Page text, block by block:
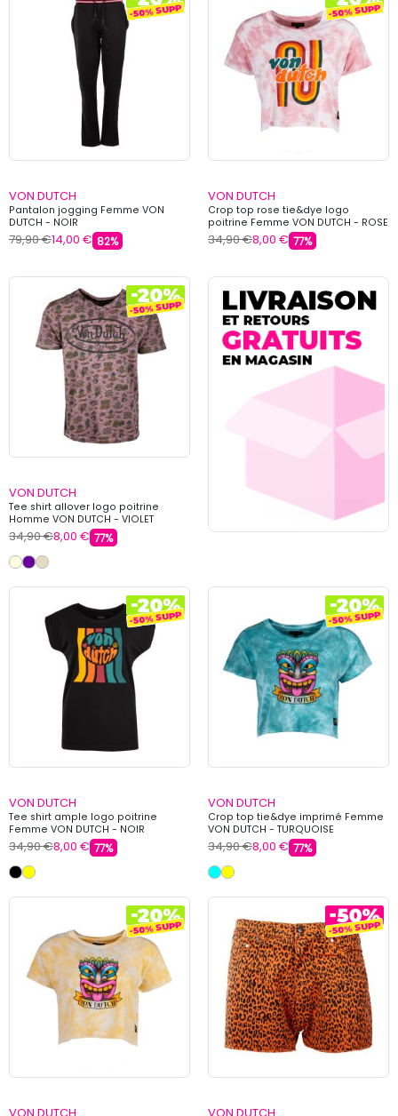
VON DUTCH
Pantalon jogging Femme VON
DUTCH - NOIR
79,90 €14,00 € 82%
VON DUTCH
Crop top rose tie&dye logo
poitrine Femme VON DUTCH - ROSE
34,90 €8,00 € 77%
VON DUTCH
Tee shirt allover logo poitrine
Homme VON DUTCH - VIOLET
34,90 €8,00 € 77%
VON DUTCH
Tee shirt ample logo poitrine
Femme VON DUTCH - NOIR
34,90 €8,00 € 77%
VON DUTCH
Crop top tie&dye imprimé Femme
VON DUTCH - TURQUOISE
34,90 €8,00 € 77%